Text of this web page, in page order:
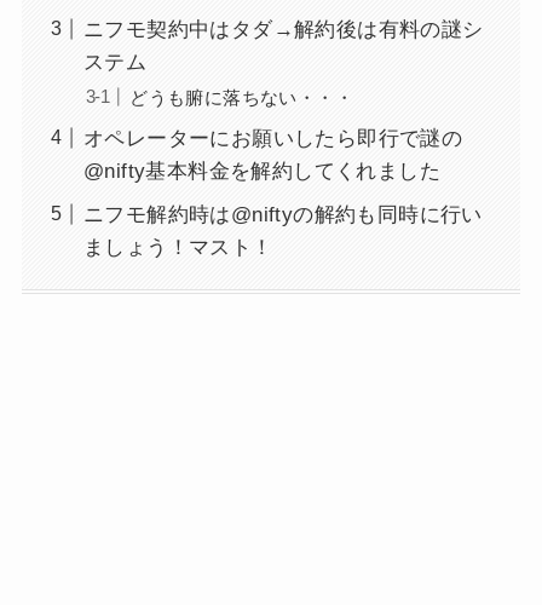
ニフモ契約中はタダ→解約後は有料の謎シ
ステム
どうも腑に落ちない・・・
オペレーターにお願いしたら即行で謎の
@nifty基本料金を解約してくれました
ニフモ解約時は@niftyの解約も同時に行い
ましょう！マスト！